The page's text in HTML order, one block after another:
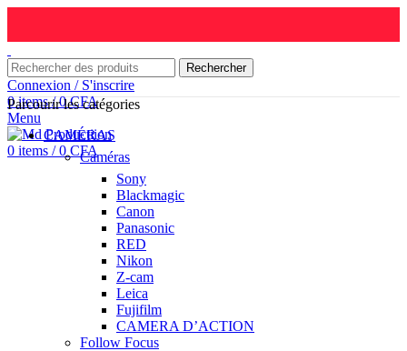
Rechercher
Connexion / S'inscrire
0items / 0CFA
Menu
0 items / 0 CFA
Parcourir les catégories
CAMÉRAS
Caméras
Sony
Blackmagic
Canon
Panasonic
RED
Nikon
Z-cam
Leica
Fujifilm
CAMERA D’ACTION
Follow Focus